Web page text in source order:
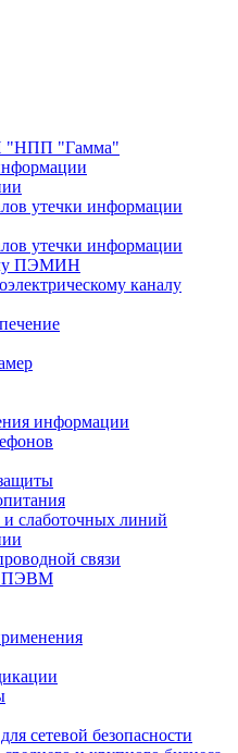
"НПП "Гамма"
утечки информации
утечки информации
ПЭМИН
каналу
информации
слаботочных линий
связи
ПЭВМ
сетевой безопасности